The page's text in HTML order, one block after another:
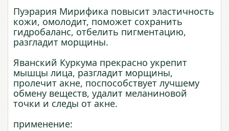
Пуэрария Мирифика повысит эластичность
кожи, омолодит, поможет сохранить
гидробаланс, отбелить пигментацию,
разгладит морщины.
Яванский Куркума прекрасно укрепит
мышцы лица, разгладит морщины,
пролечит акне, поспособствует лучшему
обмену веществ, удалит меланиновой
точки и следы от акне.
применение: